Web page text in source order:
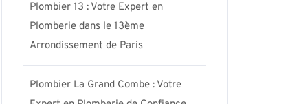
Plombier 13 : Votre Expert en
Plomberie dans le 13ème
Arrondissement de Paris
Plombier La Grand Combe : Votre